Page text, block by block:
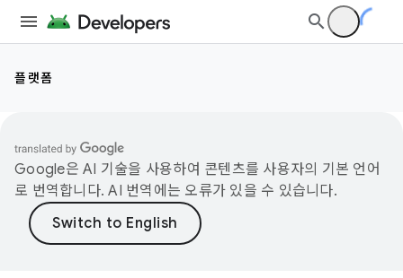
플랫폼
Google은 AI 기술을 사용하여 콘텐츠를 사용자의 기본 언어
로 번역합니다. AI 번역에는 오류가 있을 수 있습니다.